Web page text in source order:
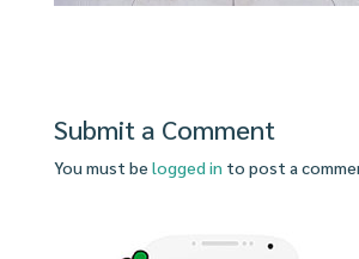
Submit a Comment
You must be logged in to post a